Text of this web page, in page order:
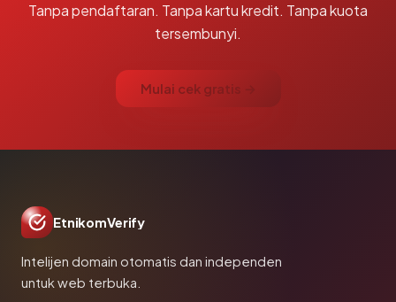
Tanpa pendaftaran. Tanpa kartu kredit. Tanpa kuota
tersembunyi.
Mulai cek gratis →
EtnikomVerify
Intelijen domain otomatis dan independen
untuk web terbuka.